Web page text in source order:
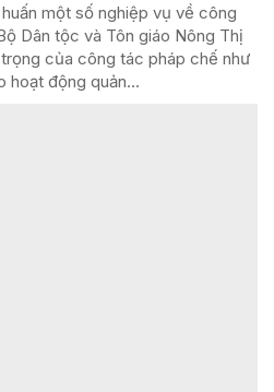
một số nghiệp vụ về công
Dân tộc và Tôn giáo Nông Thị
của công tác pháp chế như
động quản...